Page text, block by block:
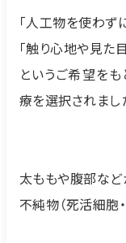
「人工物を使わず
「触り心地や見た
というご希望を
療を選択されまし
太ももや腹部など
不純物（死活細胞